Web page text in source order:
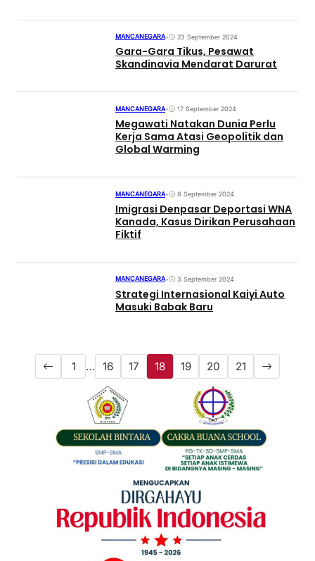
MANCANEGARA• 23 September 2024
Gara-Gara Tikus, Pesawat
Skandinavia Mendarat Darurat
MANCANEGARA• 17 September 2024
Megawati Natakan Dunia Perlu
Kerja Sama Atasi Geopolitik dan
Global Warming
MANCANEGARA• 8 September 2024
Imigrasi Denpasar Deportasi WNA
Kanada, Kasus Dirikan Perusahaan
Fiktif
MANCANEGARA• 3 September 2024
Strategi Internasional Kaiyi Auto
Masuki Babak Baru
1 … 16 17 18 19 20 21